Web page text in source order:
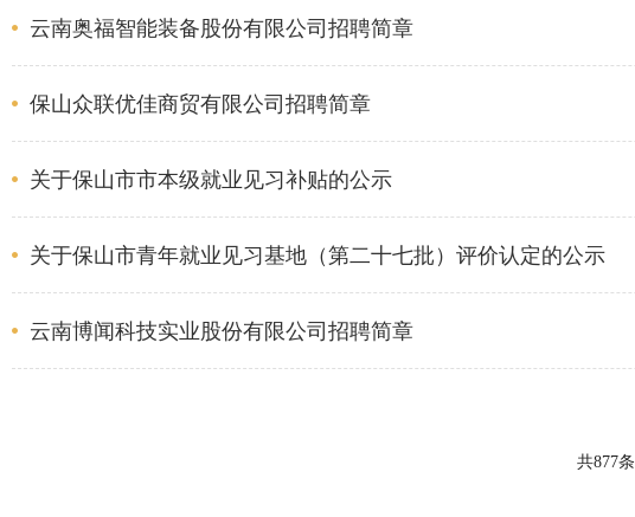
云南奥福智能装备股份有限公司招聘简章
保山众联优佳商贸有限公司招聘简章
关于保山市市本级就业见习补贴的公示
关于保山市青年就业见习基地（第二十七批）评价认定的公示
云南博闻科技实业股份有限公司招聘简章
共877条